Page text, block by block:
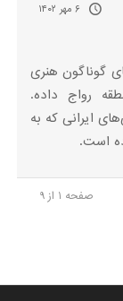
۶ مهر ۱۴۰۲
گوناگون هنری
رواج داده.
ایرانی که به
است.
صفحه 1 از 9